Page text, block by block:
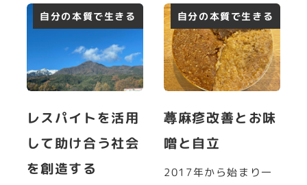
自分の本質で生きる
レスパイトを活用
して助け合う社会
を創造する
自分の本質で生きる
蕁麻疹改善とお味
噌と自立
2017年から始まり一